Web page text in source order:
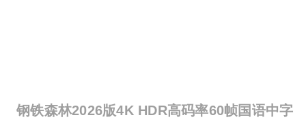
钢铁森林2026版4K HDR高码率60帧国语中字